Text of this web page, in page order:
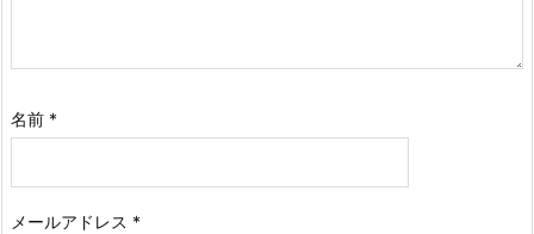
名前 *
メールアドレス *